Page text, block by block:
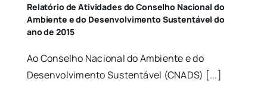
Relatório de Atividades do Conselho Nacional do
Ambiente e do Desenvolvimento Sustentável do
ano de 2015
Ao Conselho Nacional do Ambiente e do
Desenvolvimento Sustentável (CNADS) [...]